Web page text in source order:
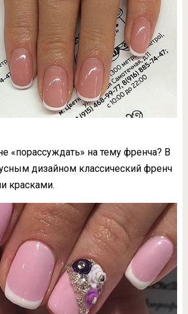
«порассуждать» на тему френча? В
дизайном классический френч
красками.